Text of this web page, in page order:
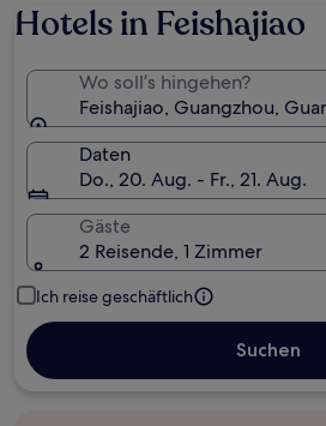
Hotels in Feishajiao
Wo soll’s hingehen?
Feishajiao, Guangzhou,
Daten
Do., 20. Aug. - Fr., 21. Aug.
Gäste
2 Reisende, 1 Zimmer
Ich reise geschäftlich
Suchen